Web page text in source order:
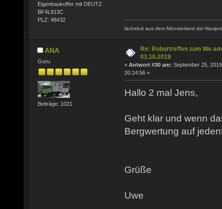
Eigenbaukoffer mit DEUTZ
BF4L913C
PLZ: 48432
lächelnd aus dem Münsterland der
ANA
Guru
Beiträge: 1021
Re: Roburtreffen zum We am
03.10.2019
« Antwort #30 am: September 25,
20:24:56 »
Hallo 2 mal Jens,
Geht klar und wenn
Bergwertung auf
Grüße
Uwe